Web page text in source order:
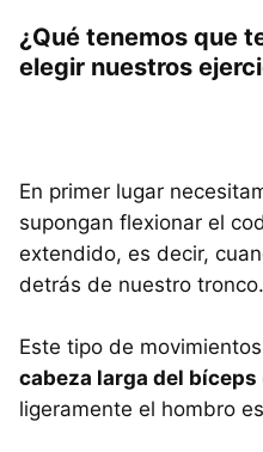
¿Qué tenemos que
elegir nuestros
En primer lugar
supongan flexionar el
extendido, es decir,
detrás de nuestro tronco.
Este tipo de movimientos
cabeza larga del bíceps
ligeramente el hombro